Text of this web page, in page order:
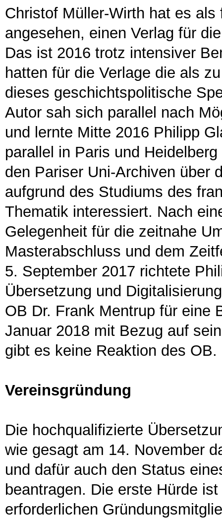
Christof Müller-Wirth hat es
angesehen, einen Verlag für
Das ist 2016 trotz intensiver
hatten für die Verlage die als
dieses geschichtspolitische
Autor sah sich parallel nach
und lernte Mitte 2016 Philipp
parallel in Paris und
den Pariser Uni-Archiven über
aufgrund des Studiums des
Thematik interessiert. Nach
Gelegenheit für die zeitnahe
Masterabschluss und dem
5. September 2017 richtete
Übersetzung und
OB Dr. Frank Mentrup für eine
Januar 2018 mit Bezug auf
gibt es keine Reaktion des OB.
Vereinsgründung
Die hochqualifizierte
wie gesagt am 14. November
und dafür auch den Status
beantragen. Die erste Hürde
erforderlichen